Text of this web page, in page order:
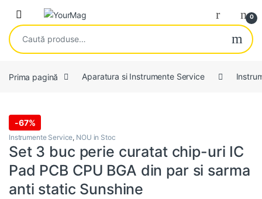
Skip to navigation
Skip to content
Open 0
Caută după:
Prima pagină Aparatura si Instrumente Service
-67%
Instrumente Service, NOU in Stoc
Set 3 buc perie curatat chip-uri IC
Pad PCB CPU BGA din par si sarma
anti static Sunshine